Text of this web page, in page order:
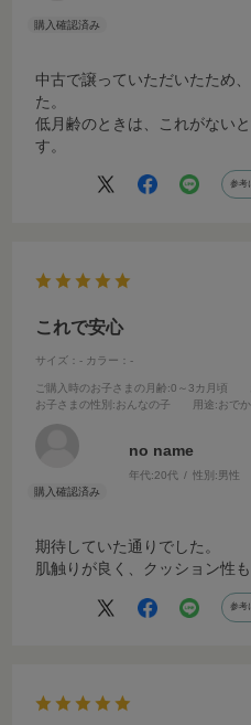
中古で譲っていただいたため
た。
低月齢のときは、これがない
す。
参考
これで安心
サイズ：- カラー：-
ご購入時のお子さまの月齢:0～3カ月頃
お子さまの性別 :おんなの子 用途:おで
no name
年代:20代 性別:男性
期待していた通りでした。
肌触りが良く、クッション性も
参考